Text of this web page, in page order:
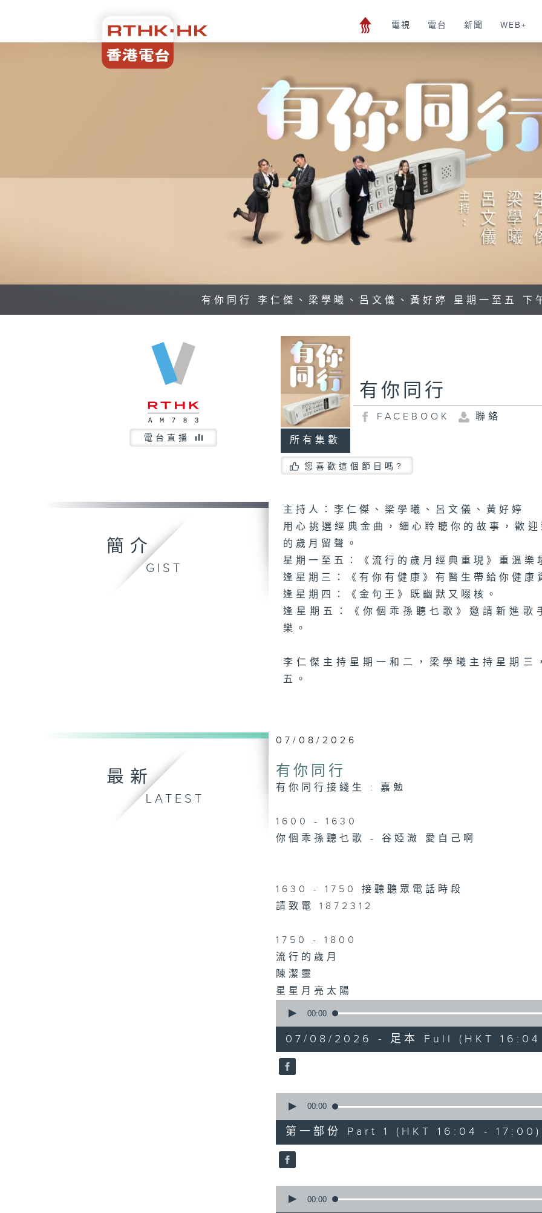
電視 電台 新聞 WEB+
有你同行 李仁傑、梁學曦、呂文儀、黃好婷 星期一至五 下
電台直播 所有集數
有你同行
FACEBOOK 聯絡
您喜歡這個節目嗎?
簡介
GIST
主持人：李仁傑、梁學曦、呂文儀、黃好婷
用心挑選經典金曲，細心聆聽你的故事，歡
的歲月留聲。
星期一至五：《流行的歲月經典重現》重溫樂
逢星期三：《有你有健康》有醫生帶給你健康
逢星期四：《金句王》既幽默又啜核。
逢星期五：《你個乖孫聽乜歌》邀請新進歌
樂。
李仁傑主持星期一和二，梁學曦主持星期三
五。
最新
LATEST
07/08/2026
有你同行
有你同行接綫生 : 嘉勉
1600 - 1630
你個乖孫聽乜歌 - 谷婭溦 愛自己啊
1630 - 1750 接聽聽眾電話時段
請致電 1872312
1750 - 1800
流行的歲月
陳潔靈
星星月亮太陽
seconds
hour,
51
minutes,
59
90%
00:00
07/08/2026 - 足本 Full (HKT
seconds
56
minutes,
10
seconds
90%
00:00
第一部份 Part 1 (HKT 16:04 - 17:00)
seconds
00:00